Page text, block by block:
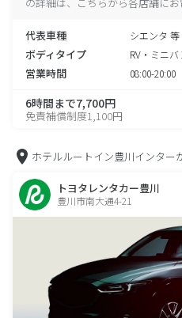
代表車種 シエンタ 等
ボディタイプ RV・ミニバ
営業時間 08:00-20:00
6時間まで7,700円
免責補償制度1,100円
ホテルルートイン豊川インター
トヨタレンタカー豊川
豊川市南大通4-21